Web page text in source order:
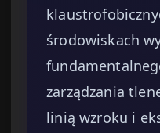
środowiskach
zarządzania
linią wzroku i